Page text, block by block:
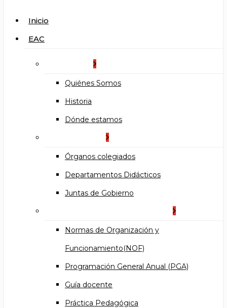
search
Menu
Inicio
EAC
Quiénes Somos
Historia
Dónde estamos
Órganos colegiados
Departamentos Didácticos
Juntas de Gobierno
Normas de Organización y
Funcionamiento(NOF)
Programación General Anual (PGA)
Guía docente
Práctica Pedagógica